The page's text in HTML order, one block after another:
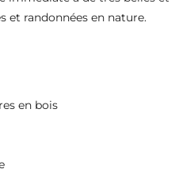
et randonnées en nature.
en bois